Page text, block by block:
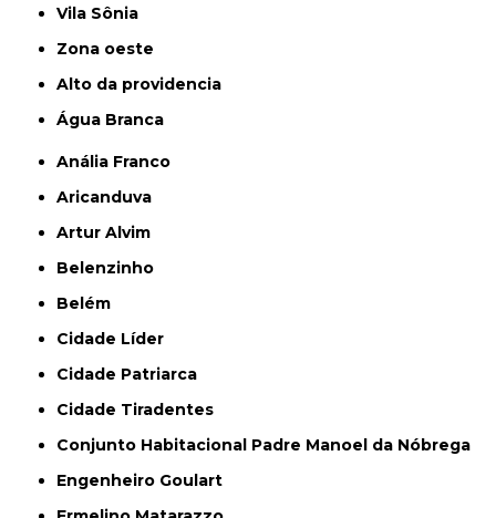
Vila Sônia
Zona oeste
alto da providencia
Água Branca
Anália Franco
Aricanduva
Artur Alvim
Belenzinho
Belém
Cidade Líder
Cidade Patriarca
Cidade Tiradentes
Conjunto Habitacional Padre Manoel da Nóbrega
Engenheiro Goulart